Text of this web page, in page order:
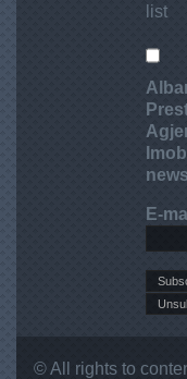
list
E-
© All rights to